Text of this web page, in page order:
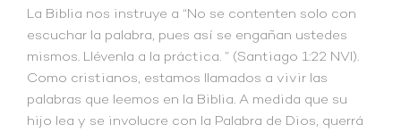
La Biblia nos instruye a “No se contenten solo con
escuchar la palabra, pues así se engañan ustedes
mismos. Llévenla a la práctica. ” (Santiago 1:22 NVI).
Como cristianos, estamos llamados a vivir las
palabras que leemos en la Biblia. A medida que su
hijo lea y se involucre con la Palabra de Dios, querrá